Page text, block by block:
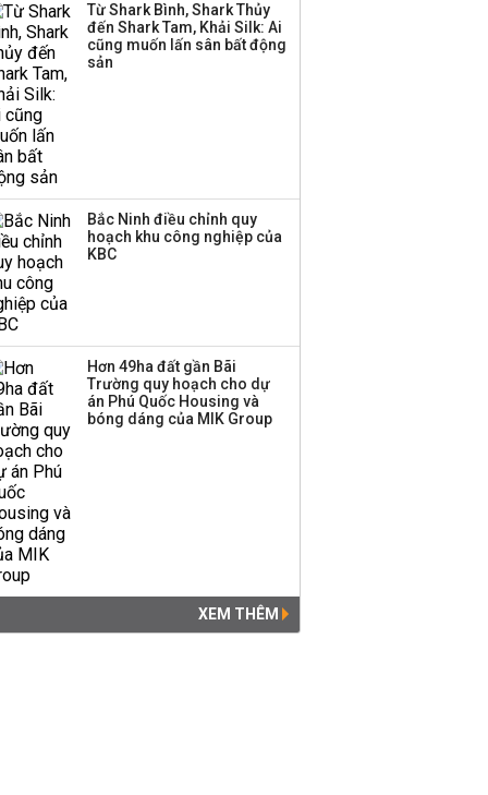
Thị trường thường
Từ Shark Bình, Shark Thủy
đến Shark Tam, Khải Silk: Ai
cũng muốn lấn sân bất động
sản
Bắc Ninh điều chỉnh quy
hoạch khu công nghiệp của
KBC
Hơn 49ha đất gần Bãi
Trường quy hoạch cho dự
án Phú Quốc Housing và
bóng dáng của MIK Group
XEM THÊM